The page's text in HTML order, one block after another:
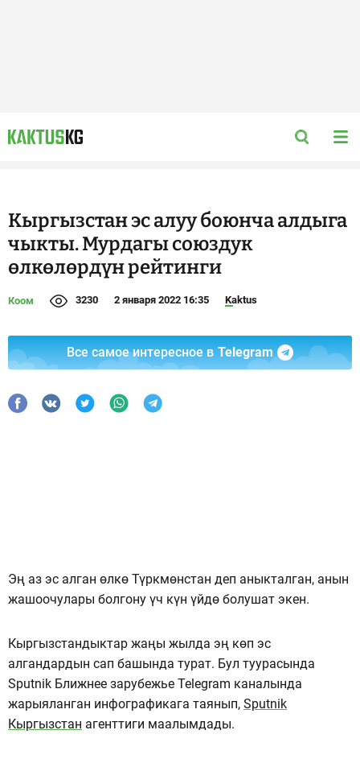
Кыргызстан эс алуу боюнча алдыга
чыкты. Мурдагы союздук
өлкөлөрдүн рейтинги
Коом 3230 2 января 2022 16:35 Kaktus
Все самое интересное в Telegram
Эң аз эс алган өлкө Түркмөнстан деп аныкталган, анын
жашоочулары болгону үч күн үйдө болушат экен.
Кыргызстандыктар жаңы жылда эң көп эс
алгандардын сап башында турат. Бул туурасында
Sputnik Ближнее зарубежье Telegram каналында
жарыяланган инфографикага таянып, Sputnik
Кыргызстан агенттиги маалымдады.